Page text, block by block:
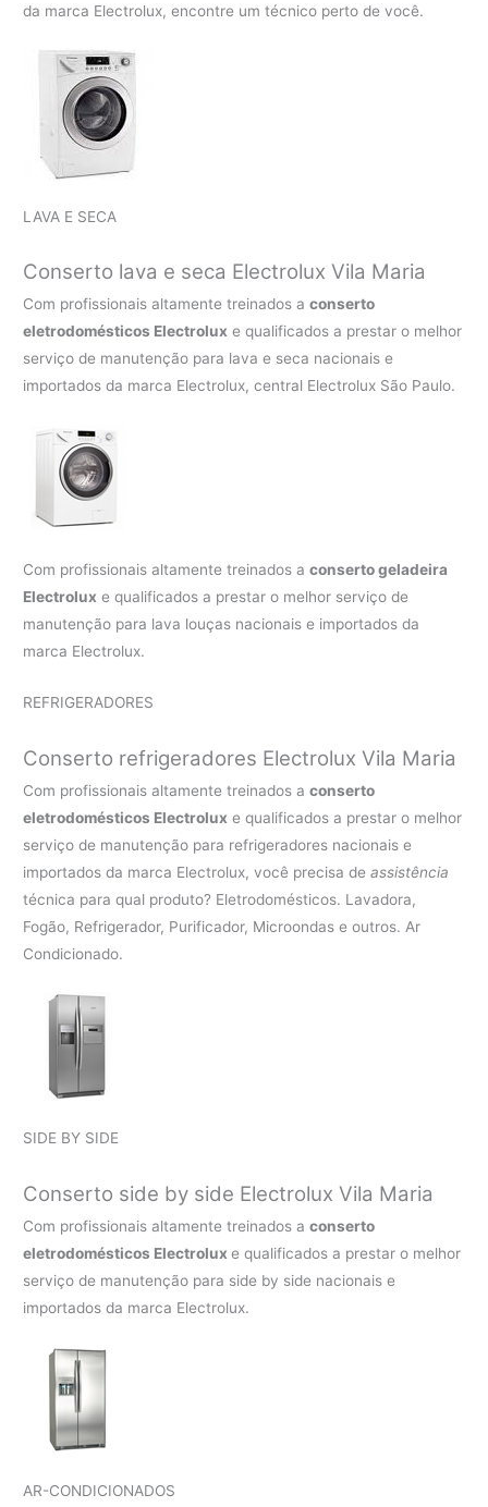
da marca Electrolux, encontre um técnico perto de você.
LAVA E SECA
Conserto lava e seca ElectroluxVila Maria
Com profissionais altamente treinados aconserto
eletrodomésticos Electrolux e qualificados a prestar o melhor
serviço de manutenção para lava e seca nacionais e
importados da marca Electrolux, central Electrolux São Paulo.
Com profissionais altamente treinados aconserto geladeira
Electrolux e qualificados a prestar o melhor serviço de
manutenção para lava louças nacionais e importados da
marca Electrolux.
REFRIGERADORES
Conserto refrigeradores Electrolux Vila Maria
Com profissionais altamente treinados aconserto
eletrodomésticos Electrolux e qualificados a prestar o melhor
serviço de manutenção para refrigeradores nacionais e
importados da marca Electrolux, você precisa deassistência
técnica para qual produto? Eletrodomésticos. Lavadora,
Fogão, Refrigerador, Purificador, Microondas e outros. Ar
Condicionado.
SIDE BY SIDE
Conserto side by side Electrolux Vila Maria
Com profissionais altamente treinados aconserto
eletrodomésticos Electroluxe qualificados a prestar o melhor
serviço de manutenção para side by side nacionais e
importados da marca Electrolux.
AR-CONDICIONADOS